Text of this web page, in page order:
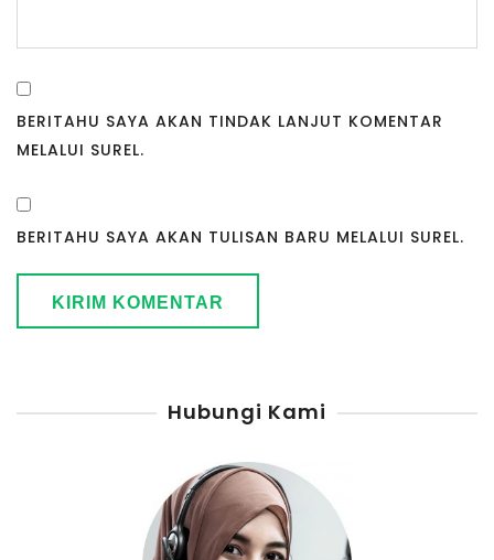
BERITAHU SAYA AKAN TINDAK LANJUT KOMENTAR
MELALUI SUREL.
BERITAHU SAYA AKAN TULISAN BARU MELALUI SUREL.
Hubungi Kami